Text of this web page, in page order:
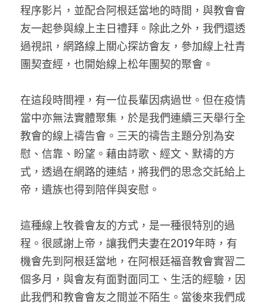
程序影片，並配合阿根廷當地的時間，與教會會
友一起參與線上主日禮拜。除此之外，我們還透
過視訊，網路線上關心探訪會友，參加線上社青
團契查經，也開始線上松年團契的聚會。
在這段時間裡，有一位長輩因病過世。但在疫情
當中亦無法實體聚集，於是我們連續三天舉行全
教會的線上禱告會。三天的禱告主題分別為安
慰、信靠、盼望。藉由詩歌、經文、默禱的方
式，透過在網路的連結，將我們的思念交託給上
帝，遺族也得到陪伴與安慰。
這種線上牧養會友的方式，是一種很特別的過
程。很感謝上帝，讓我們夫妻在2019年時，有
機會先到阿根廷當地，在阿根廷福音教會實習二
個多月，與會友有面對面同工、生活的經驗，因
此我們和教會會友之間並不陌生。當後來我們成